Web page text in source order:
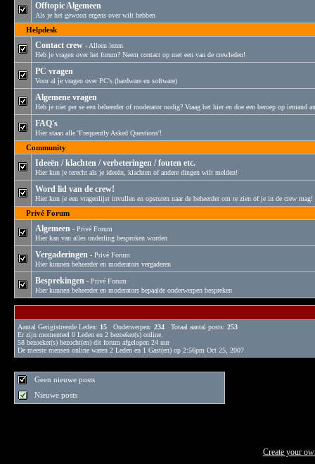
Offtopic Algemeen
Als je het gewoon ergens over wilt hebben
Helpdesk
Contact crew - Alleen lezen
Heb je vragen over het forum? Neem contact op met een van de crewleden!
PC vragen
Voor al je vragen over PC's (hardware en software)
Algemene vragen
Heb je niet per se een beheerder of moderator nodig? Vraag het hier en doe een beroep op iemand
FAQ's
Hier staan alle 'Frequently Asked Questions'!
Community
Ideeën / klachten / verbeteringen / fouten etc.
Hier kun je terecht als je ideeën, klachten of andere dingen wilt melden!
Word lid van de crew!
Hier kun je een vragenlijst invullen en opsturen naar de beheerder om te zien of je in de crew mag!
Privé Forum
Algemeen - Privé Forum
Hier kan van alles onderling besproken worden
Vergaderingen - Privé Forum
Hier kunnen beheerder en moderators vergaderen
Besprekingen - Privé Forum
Hier kunnen beheerder en moderators bepaalde onderwerpen bespreken
Aantal Gerigistreerde Leden: 15 Onderwerpen: 234 Totaal aantal posts: 253
Er zijn momenteel 0 Leden en 2 bezoeker(s) online
58 bezoeker(s) bezocht(en) dit forum afgelopen 24 uur
De meeste mensen online waren 2 Leden en 1 Gast(en) op 2:56pm Oct 25, 2007
Geen nieuwe posts
Nieuwe posts
Create your